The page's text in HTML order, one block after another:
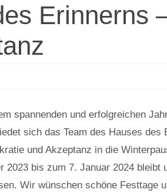
Erinnerns
spannenden und erfolgreichen
sich das Team des Hauses des
und Akzeptanz in die
2023 bis zum 7. Januar 2024 bleibt
Wir wünschen schöne Festtage